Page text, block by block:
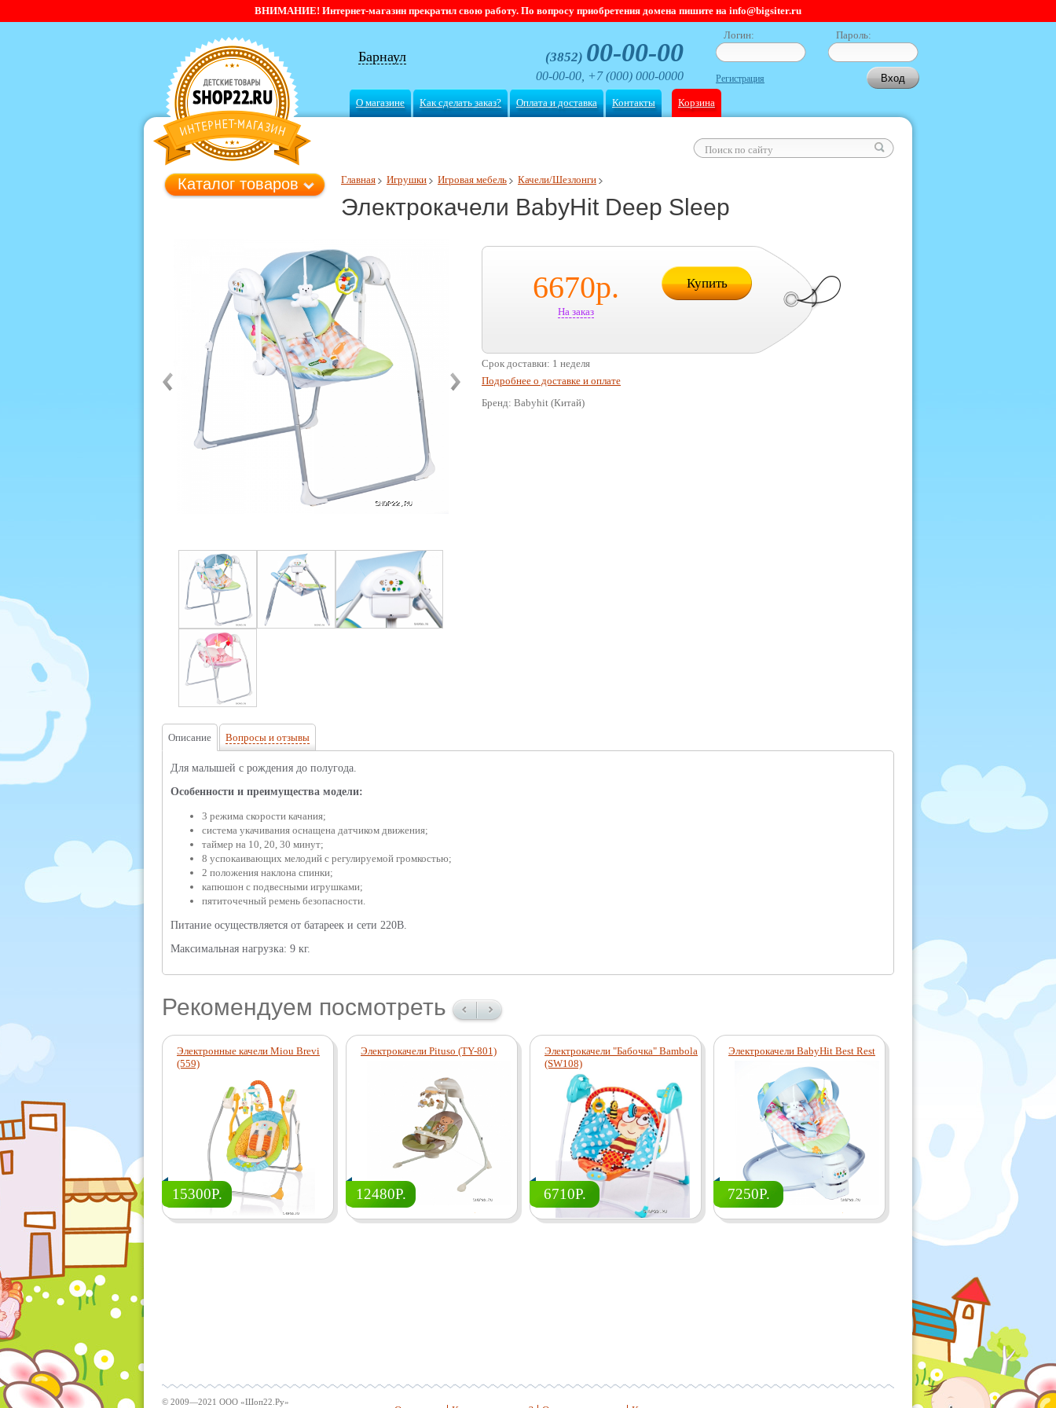
ВНИМАНИЕ! Интернет-магазин прекратил свою работу. По вопросу приобретения домена пишите на info@bigsiter.ru
Барнаул (3852) 00-00-00
00-00-00, +7 (000) 000-0000
Логин: Пароль:
Регистрация
О магазине Как сделать заказ? Оплата и доставка Контакты Корзина
Главная Игрушки Игровая мебель Качели/Шезлонги
Электрокачели BabyHit Deep Sleep
Каталог товаров
6670р.
На заказ
Купить
Срок доставки: 1 неделя
Подробнее о доставке и оплате
Бренд: Babyhit (Китай)
Описание Вопросы и отзывы
Для малышей с рождения до полугода.
Особенности и преимущества модели:
3 режима скорости качания;
система укачивания оснащена датчиком движения;
таймер на 10, 20, 30 минут;
8 успокаивающих мелодий с регулируемой громкостью;
2 положения наклона спинки;
капюшон с подвесными игрушками;
пятиточечный ремень безопасности.
Питание осуществляется от батареек и сети 220В.
Максимальная нагрузка: 9 кг.
Рекомендуем посмотреть
Электронные качели Miou Brevi
(559)
15300Р.
Электрокачели Pituso (TY-801)
12480Р.
Электрокачели "Бабочка" Bambola
(SW108)
6710Р.
Электрокачели BabyHit Best Rest
7250Р.
© 2009—2021 ООО «Шоп22.Ру»